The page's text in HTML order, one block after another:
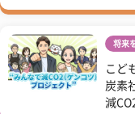
将来
こど
炭素
減